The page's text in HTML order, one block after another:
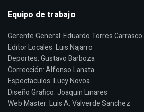
Equipo de trabajo
Gerente General: Eduardo Torres Carrasco.
Editor Locales: Luis Najarro
Deportes: Gustavo Barboza
Corrección: Alfonso Lanata
Espectaculos: Lucy Novoa
Diseño Grafico: Joaquin Linares
Web Master: Luis A. Valverde Sanchez